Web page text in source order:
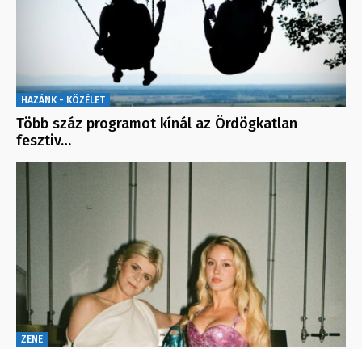
HAZÁNK - KÖZÉLET
Több száz programot kínál az Ördögkatlan
fesztiv…
ZENE